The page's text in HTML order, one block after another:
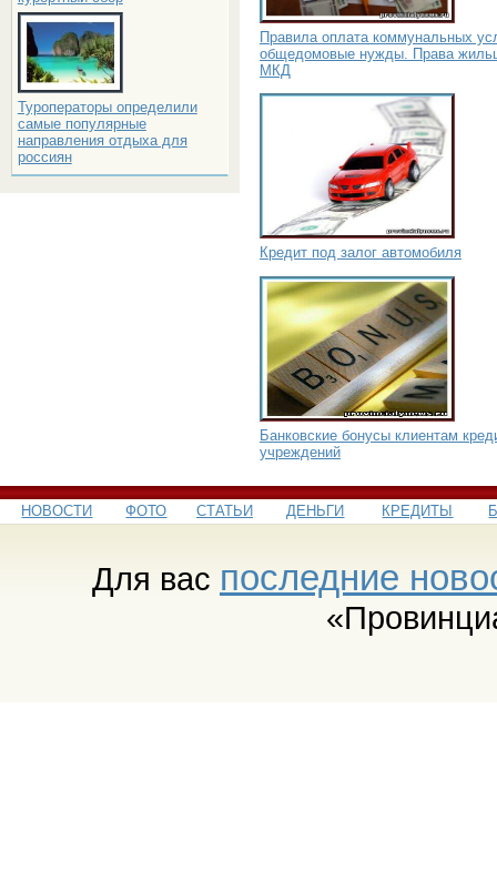
Туроператоры определили
самые популярные
направления отдыха для
россиян
Правила оплата коммунальных
общедомовые нужды. Права
МКД
Кредит под залог автомобиля
Банковские бонусы клиентам
учреждений
НОВОСТИ ФОТО СТАТЬИ ДЕНЬГИ КРЕДИТЫ
Для вас последние